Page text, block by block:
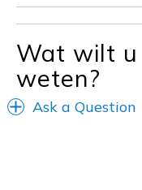
Travel
Width
Sizing
Wat wilt
weten?
Ask a Question